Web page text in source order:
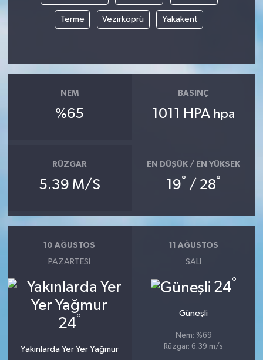
Terme Vezirköprü Yakakent
NEM
%65
BASINÇ
1011 HPA hpa
RÜZGAR
5.39 M/S
EN DÜŞÜK / EN YÜKSEK
19° / 28°
10 AĞUSTOS
PAZARTESI
24°
Yakınlarda Yer Yer Yağmur
11 AĞUSTOS
SALI
24°
Güneşli
Nem: %69
Rüzgar: 6.39 m/s